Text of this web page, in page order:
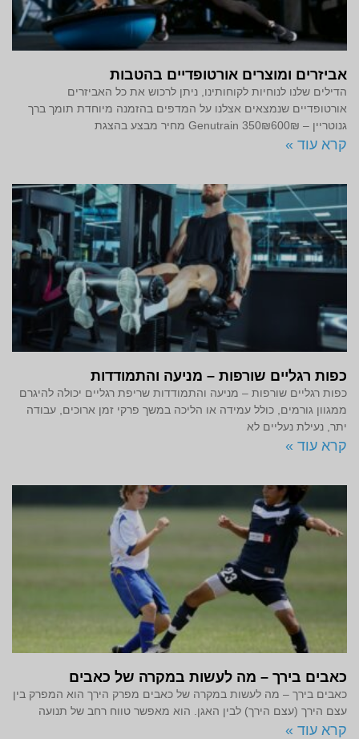
אביזרים ומוצרים אורטופדיים בהטבות
הדילים שלנו לנוחיות לקוחותינו, ניתן לרכוש את כל האביזרים
אורטופדיים שנמצאים אצלנו על המדפים בהזמנה מיוחדת תומך ברך
גנוטריין – Genutrain 350₪600₪ מחיר מבצע בהצגת
קרא עוד »
כפות רגליים שורפות – מניעה והתמודדות
כפות רגליים שורפות – מניעה והתמודדות שריפת רגליים יכולה להיגרם
ממגוון גורמים, כולל עמידה או הליכה במשך פרקי זמן ארוכים, עבודה
יתר, נעילת נעליים לא
קרא עוד »
כאבים בירך – מה לעשות במקרה של כאבים
כאבים בירך – מה לעשות במקרה של כאבים מפרק הירך הוא המפרק בין
עצם הירך (עצם הירך) לבין האגן. הוא מאפשר טווח רחב של תנועה
קרא עוד »